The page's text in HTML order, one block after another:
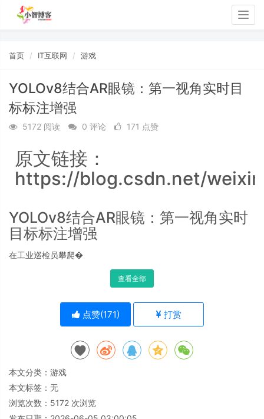
首页 IT互联网 游戏
YOLOv8结合AR眼镜：第一视角实时目
标标注增强
5172 阅读 0 评论 171 点赞
原文链接：
https://blog.csdn.net/
YOLOv8结合AR眼镜：第一视角实时
目标标注增强
在工业巡检员攀爬�
查看全部
点赞(171) 打赏
本文分类： 游戏
本文标签：无
浏览次数： 5172 次浏览